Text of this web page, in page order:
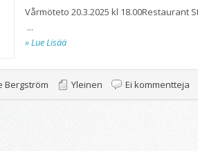
Vårmöteto 20.3.2025 kl
...
» Lue Lisää
Bergström Yleinen Ei kommentteja